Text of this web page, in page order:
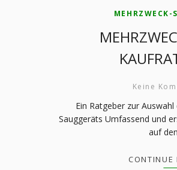
MEHRZWECK-
Keine
Ein Ratgeber zur
Sauggeräts Umfassend und
auf
CONTINUE